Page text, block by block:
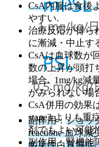
CsA内服は食後
やすい.
治療反応が得ら
に漸減・中止す
CsAは血球数が
数の上昇が頭打
場合､ 1mg/kg減
がみられない場
CsA併用の効果
stage3 よりも重
剤でもよい可能
副作用：腎機能
副作用：ショッ
reaction､ 血球減
多巣性白質脳症